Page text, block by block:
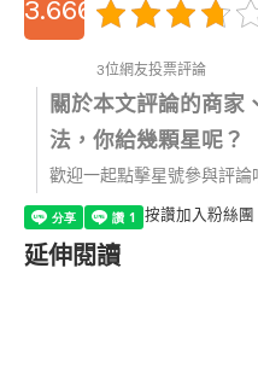
3.6666666666667
3位網友投票評論
關於本文評論的商家
法，你給幾顆星呢？
歡迎一起點擊星號參與評論
按讚加入粉絲團
延伸閱讀